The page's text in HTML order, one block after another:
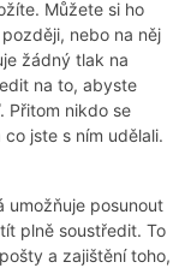
Můžete si ho
nebo na něj
žádný tlak na
na to, abyste
Přitom nikdo se
jste s ním udělali.
umožňuje posunout
plně soustředit. To
a zajištění toho,